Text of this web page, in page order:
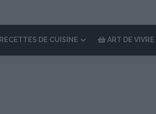
RECETTES DE CUISINE ART DE VIVRE